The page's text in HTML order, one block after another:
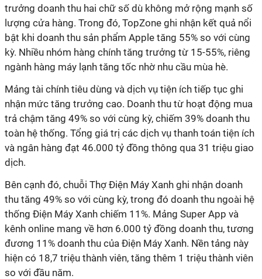
trưởng doanh thu hai chữ số dù không mở rộng mạnh số
lượng cửa hàng. Trong đó, TopZone ghi nhận kết quả nổi
bật khi doanh thu sản phẩm Apple tăng 55% so với cùng
kỳ. Nhiều nhóm hàng chính tăng trưởng từ 15-55%, riêng
ngành hàng máy lạnh tăng tốc nhờ nhu cầu mùa hè.
Mảng tài chính tiêu dùng và dịch vụ tiện ích tiếp tục ghi
nhận mức tăng trưởng cao. Doanh thu từ hoạt động mua
trả chậm tăng 49% so với cùng kỳ, chiếm 39% doanh thu
toàn hệ thống. Tổng giá trị các dịch vụ thanh toán tiện ích
và ngân hàng đạt 46.000 tỷ đồng thông qua 31 triệu giao
dịch.
Bên cạnh đó, chuỗi Thợ Điện Máy Xanh ghi nhận doanh
thu tăng 49% so với cùng kỳ, trong đó doanh thu ngoài hệ
thống Điện Máy Xanh chiếm 11%. Mảng Super App và
kênh online mang về hơn 6.000 tỷ đồng doanh thu, tương
đương 11% doanh thu của Điện Máy Xanh. Nền tảng này
hiện có 18,7 triệu thành viên, tăng thêm 1 triệu thành viên
so với đầu năm.